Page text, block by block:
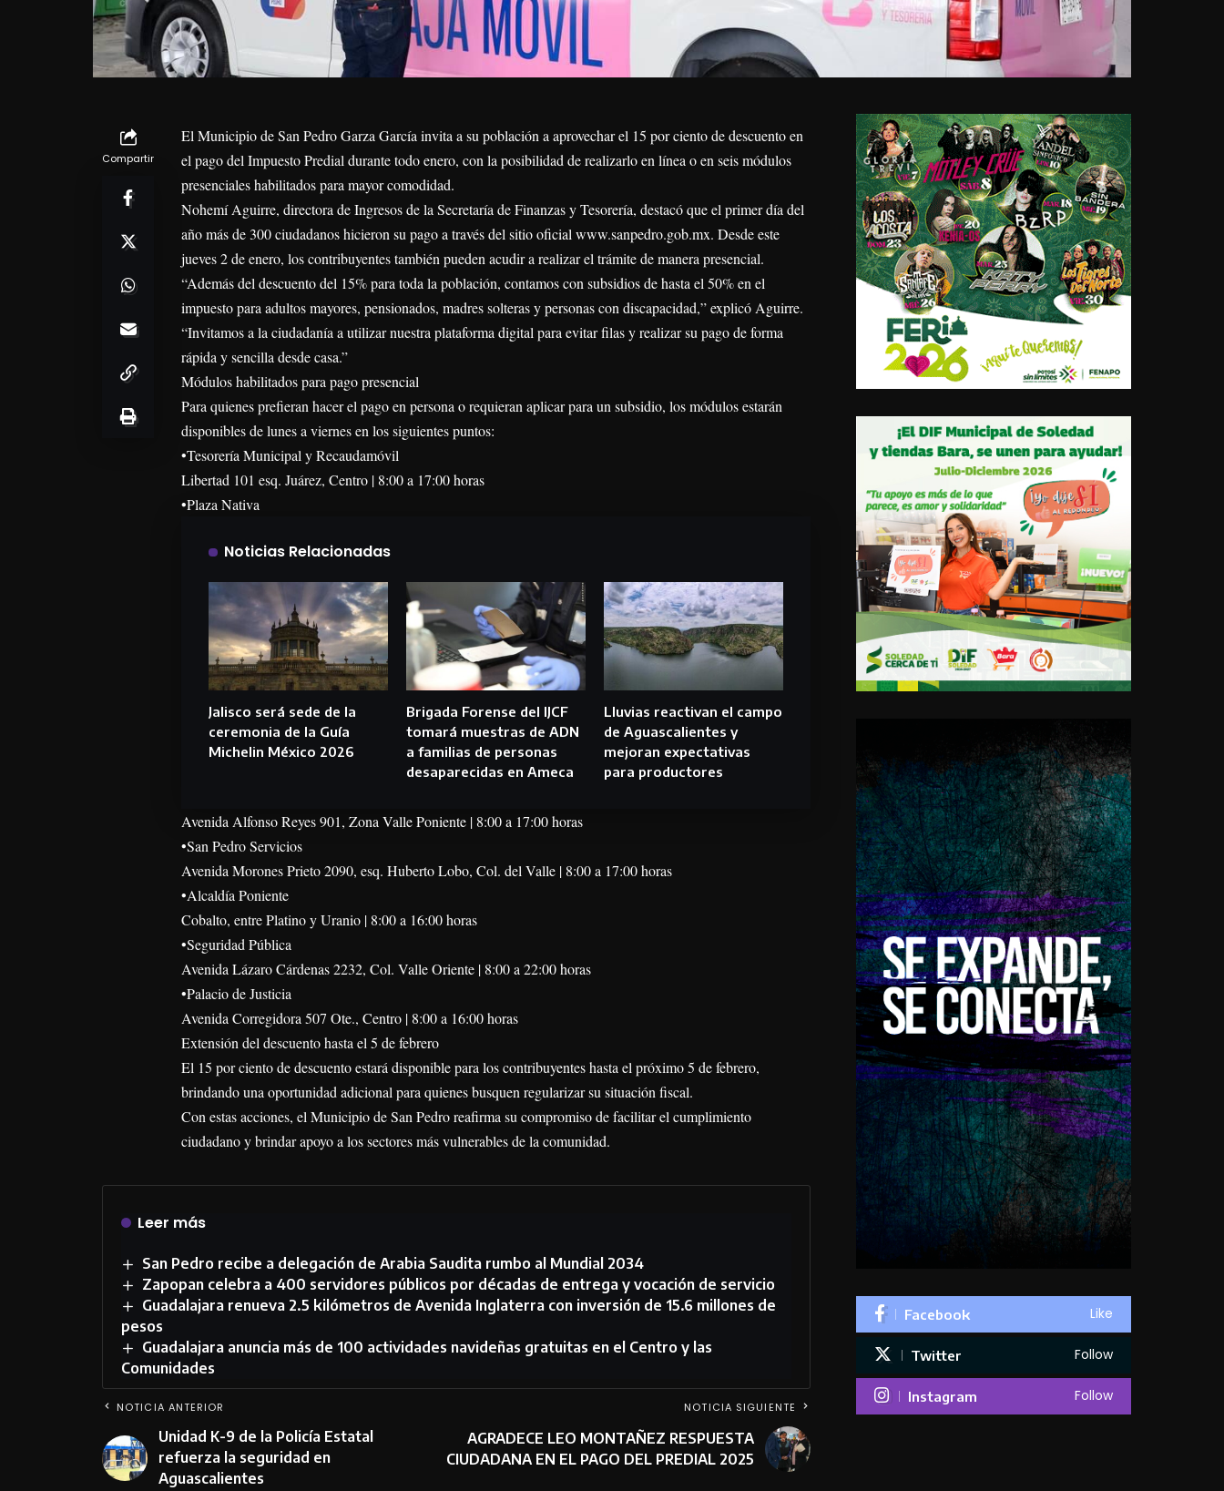
Compartir
El Municipio de San Pedro Garza García invita a su población a aprovechar el 15 por ciento de descuento en
el pago del Impuesto Predial durante todo enero, con la posibilidad de realizarlo en línea o en seis módulos
presenciales habilitados para mayor comodidad.
Nohemí Aguirre, directora de Ingresos de la Secretaría de Finanzas y Tesorería, destacó que el primer día del
año más de 300 ciudadanos hicieron su pago a través del sitio oficial www.sanpedro.gob.mx. Desde este
jueves 2 de enero, los contribuyentes también pueden acudir a realizar el trámite de manera presencial.
“Además del descuento del 15% para toda la población, contamos con subsidios de hasta el 50% en el
impuesto para adultos mayores, pensionados, madres solteras y personas con discapacidad,” explicó Aguirre.
“Invitamos a la ciudadanía a utilizar nuestra plataforma digital para evitar filas y realizar su pago de forma
rápida y sencilla desde casa.”
Módulos habilitados para pago presencial
Para quienes prefieran hacer el pago en persona o requieran aplicar para un subsidio, los módulos estarán
disponibles de lunes a viernes en los siguientes puntos:
•Tesorería Municipal y Recaudamóvil
Libertad 101 esq. Juárez, Centro | 8:00 a 17:00 horas
•Plaza Nativa
Noticias Relacionadas
Jalisco será sede de la
ceremonia de la Guía
Michelin México 2026
Brigada Forense del IJCF
tomará muestras de ADN
a familias de personas
desaparecidas en Ameca
Lluvias reactivan el campo
de Aguascalientes y
mejoran expectativas
para productores
Avenida Alfonso Reyes 901, Zona Valle Poniente | 8:00 a 17:00 horas
•San Pedro Servicios
Avenida Morones Prieto 2090, esq. Huberto Lobo, Col. del Valle | 8:00 a 17:00 horas
•Alcaldía Poniente
Cobalto, entre Platino y Uranio | 8:00 a 16:00 horas
•Seguridad Pública
Avenida Lázaro Cárdenas 2232, Col. Valle Oriente | 8:00 a 22:00 horas
•Palacio de Justicia
Avenida Corregidora 507 Ote., Centro | 8:00 a 16:00 horas
Extensión del descuento hasta el 5 de febrero
El 15 por ciento de descuento estará disponible para los contribuyentes hasta el próximo 5 de febrero,
brindando una oportunidad adicional para quienes busquen regularizar su situación fiscal.
Con estas acciones, el Municipio de San Pedro reafirma su compromiso de facilitar el cumplimiento
ciudadano y brindar apoyo a los sectores más vulnerables de la comunidad.
Leer más
San Pedro recibe a delegación de Arabia Saudita rumbo al Mundial 2034
Zapopan celebra a 400 servidores públicos por décadas de entrega y vocación de servicio
Guadalajara renueva 2.5 kilómetros de Avenida Inglaterra con inversión de 15.6 millones de
pesos
Guadalajara anuncia más de 100 actividades navideñas gratuitas en el Centro y las
Comunidades
NOTICIA ANTERIOR
Unidad K-9 de la Policía Estatal
refuerza la seguridad en
Aguascalientes
NOTICIA SIGUIENTE
AGRADECE LEO MONTAÑEZ RESPUESTA
CIUDADANA EN EL PAGO DEL PREDIAL 2025
Facebook Like
Twitter Follow
Instagram Follow